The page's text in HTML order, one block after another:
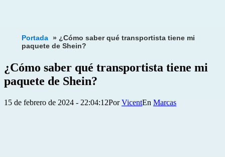
Portada » ¿Cómo saber qué transportista tiene mi
paquete de Shein?
¿Cómo saber qué transportista tiene mi
paquete de Shein?
Publicada
15 de febrero de 2024 - 22:04:12PorVicent
Categorizado
Marcas